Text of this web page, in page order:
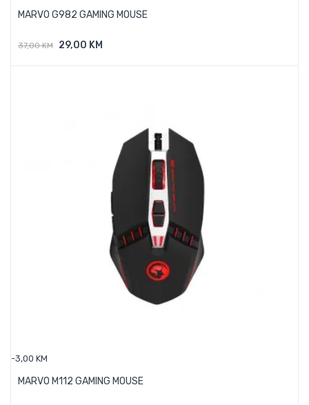
MARVO G982 GAMING MOUSE
37,00 KM 29,00 KM
Dodaj U Košaricu
-3,00 KM
MARVO M112 GAMING MOUSE